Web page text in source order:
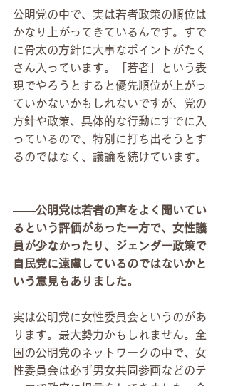
公明党の中で、実は若者政策の順位は
かなり上がってきているんです。すで
に骨太の方針に大事なポイントがたく
さん入っています。「若者」という表
現でやろうとすると優先順位が上がっ
ていかないかもしれないですが、党の
方針や政策、具体的な行動にすでに入
っているので、特別に打ち出そうとす
るのではなく、議論を続けています。
――公明党は若者の声をよく聞いてい
るという評価があった一方で、女性議
員が少なかったり、ジェンダー政策で
自民党に遠慮しているのではないかと
いう意見もありました。
実は公明党に女性委員会というのがあ
ります。最大勢力かもしれません。全
国の公明党のネットワークの中で、女
性委員会は必ず男女共同参画などのテ